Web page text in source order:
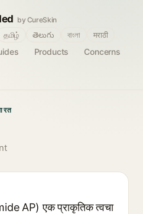
by CureSkin
Products
Concerns
தமிழ் తెలుగు বাংলা मराठी
AP) एक प्राकृतिक त्वचा